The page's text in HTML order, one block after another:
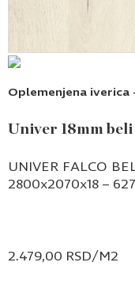
Oplemenjena iverica
Univer 18mm
UNIVER FALCO
2800x2070x18 –
2.479,00 RSD/M2